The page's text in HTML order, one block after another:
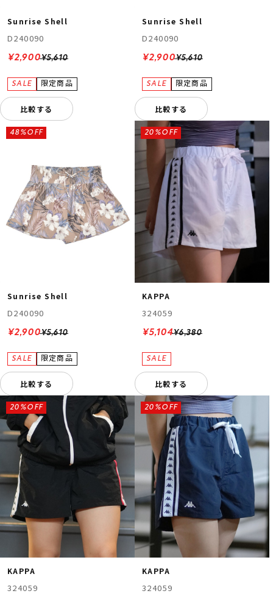
Sunrise Shell
D240090
¥5,610
¥2,900
比較する
Sunrise Shell
D240090
¥5,610
¥2,900
比較する
Sunrise Shell
D240090
¥5,610
48%OFF
¥2,900
比較する
KAPPA
324059
¥6,380
20%OFF
¥5,104
比較する
KAPPA
324059
20%OFF
KAPPA
324059
20%OFF